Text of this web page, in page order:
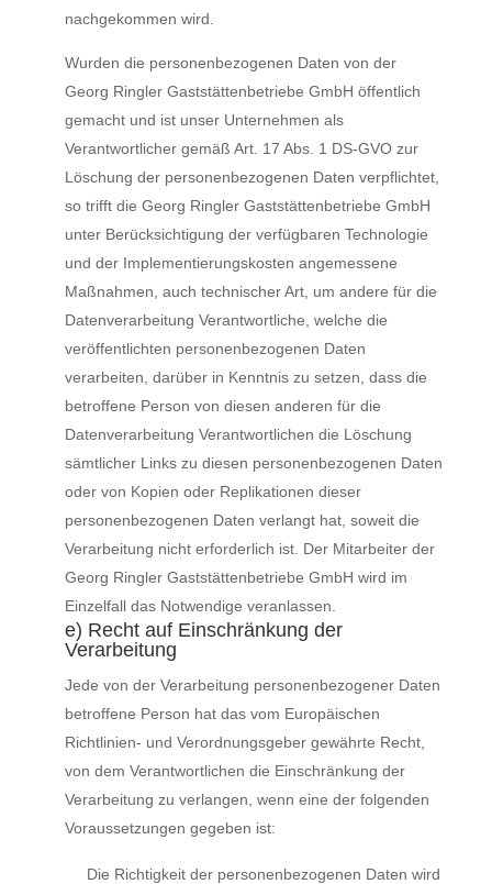
nachgekommen wird.
Wurden die personenbezogenen Daten von der
Georg Ringler Gaststättenbetriebe GmbH öffentlich
gemacht und ist unser Unternehmen als
Verantwortlicher gemäß Art. 17 Abs. 1 DS-GVO zur
Löschung der personenbezogenen Daten verpflichtet,
so trifft die Georg Ringler Gaststättenbetriebe GmbH
unter Berücksichtigung der verfügbaren Technologie
und der Implementierungskosten angemessene
Maßnahmen, auch technischer Art, um andere für die
Datenverarbeitung Verantwortliche, welche die
veröffentlichten personenbezogenen Daten
verarbeiten, darüber in Kenntnis zu setzen, dass die
betroffene Person von diesen anderen für die
Datenverarbeitung Verantwortlichen die Löschung
sämtlicher Links zu diesen personenbezogenen Daten
oder von Kopien oder Replikationen dieser
personenbezogenen Daten verlangt hat, soweit die
Verarbeitung nicht erforderlich ist. Der Mitarbeiter der
Georg Ringler Gaststättenbetriebe GmbH wird im
Einzelfall das Notwendige veranlassen.
e) Recht auf Einschränkung der
Verarbeitung
Jede von der Verarbeitung personenbezogener Daten
betroffene Person hat das vom Europäischen
Richtlinien- und Verordnungsgeber gewährte Recht,
von dem Verantwortlichen die Einschränkung der
Verarbeitung zu verlangen, wenn eine der folgenden
Voraussetzungen gegeben ist:
Die Richtigkeit der personenbezogenen Daten wird